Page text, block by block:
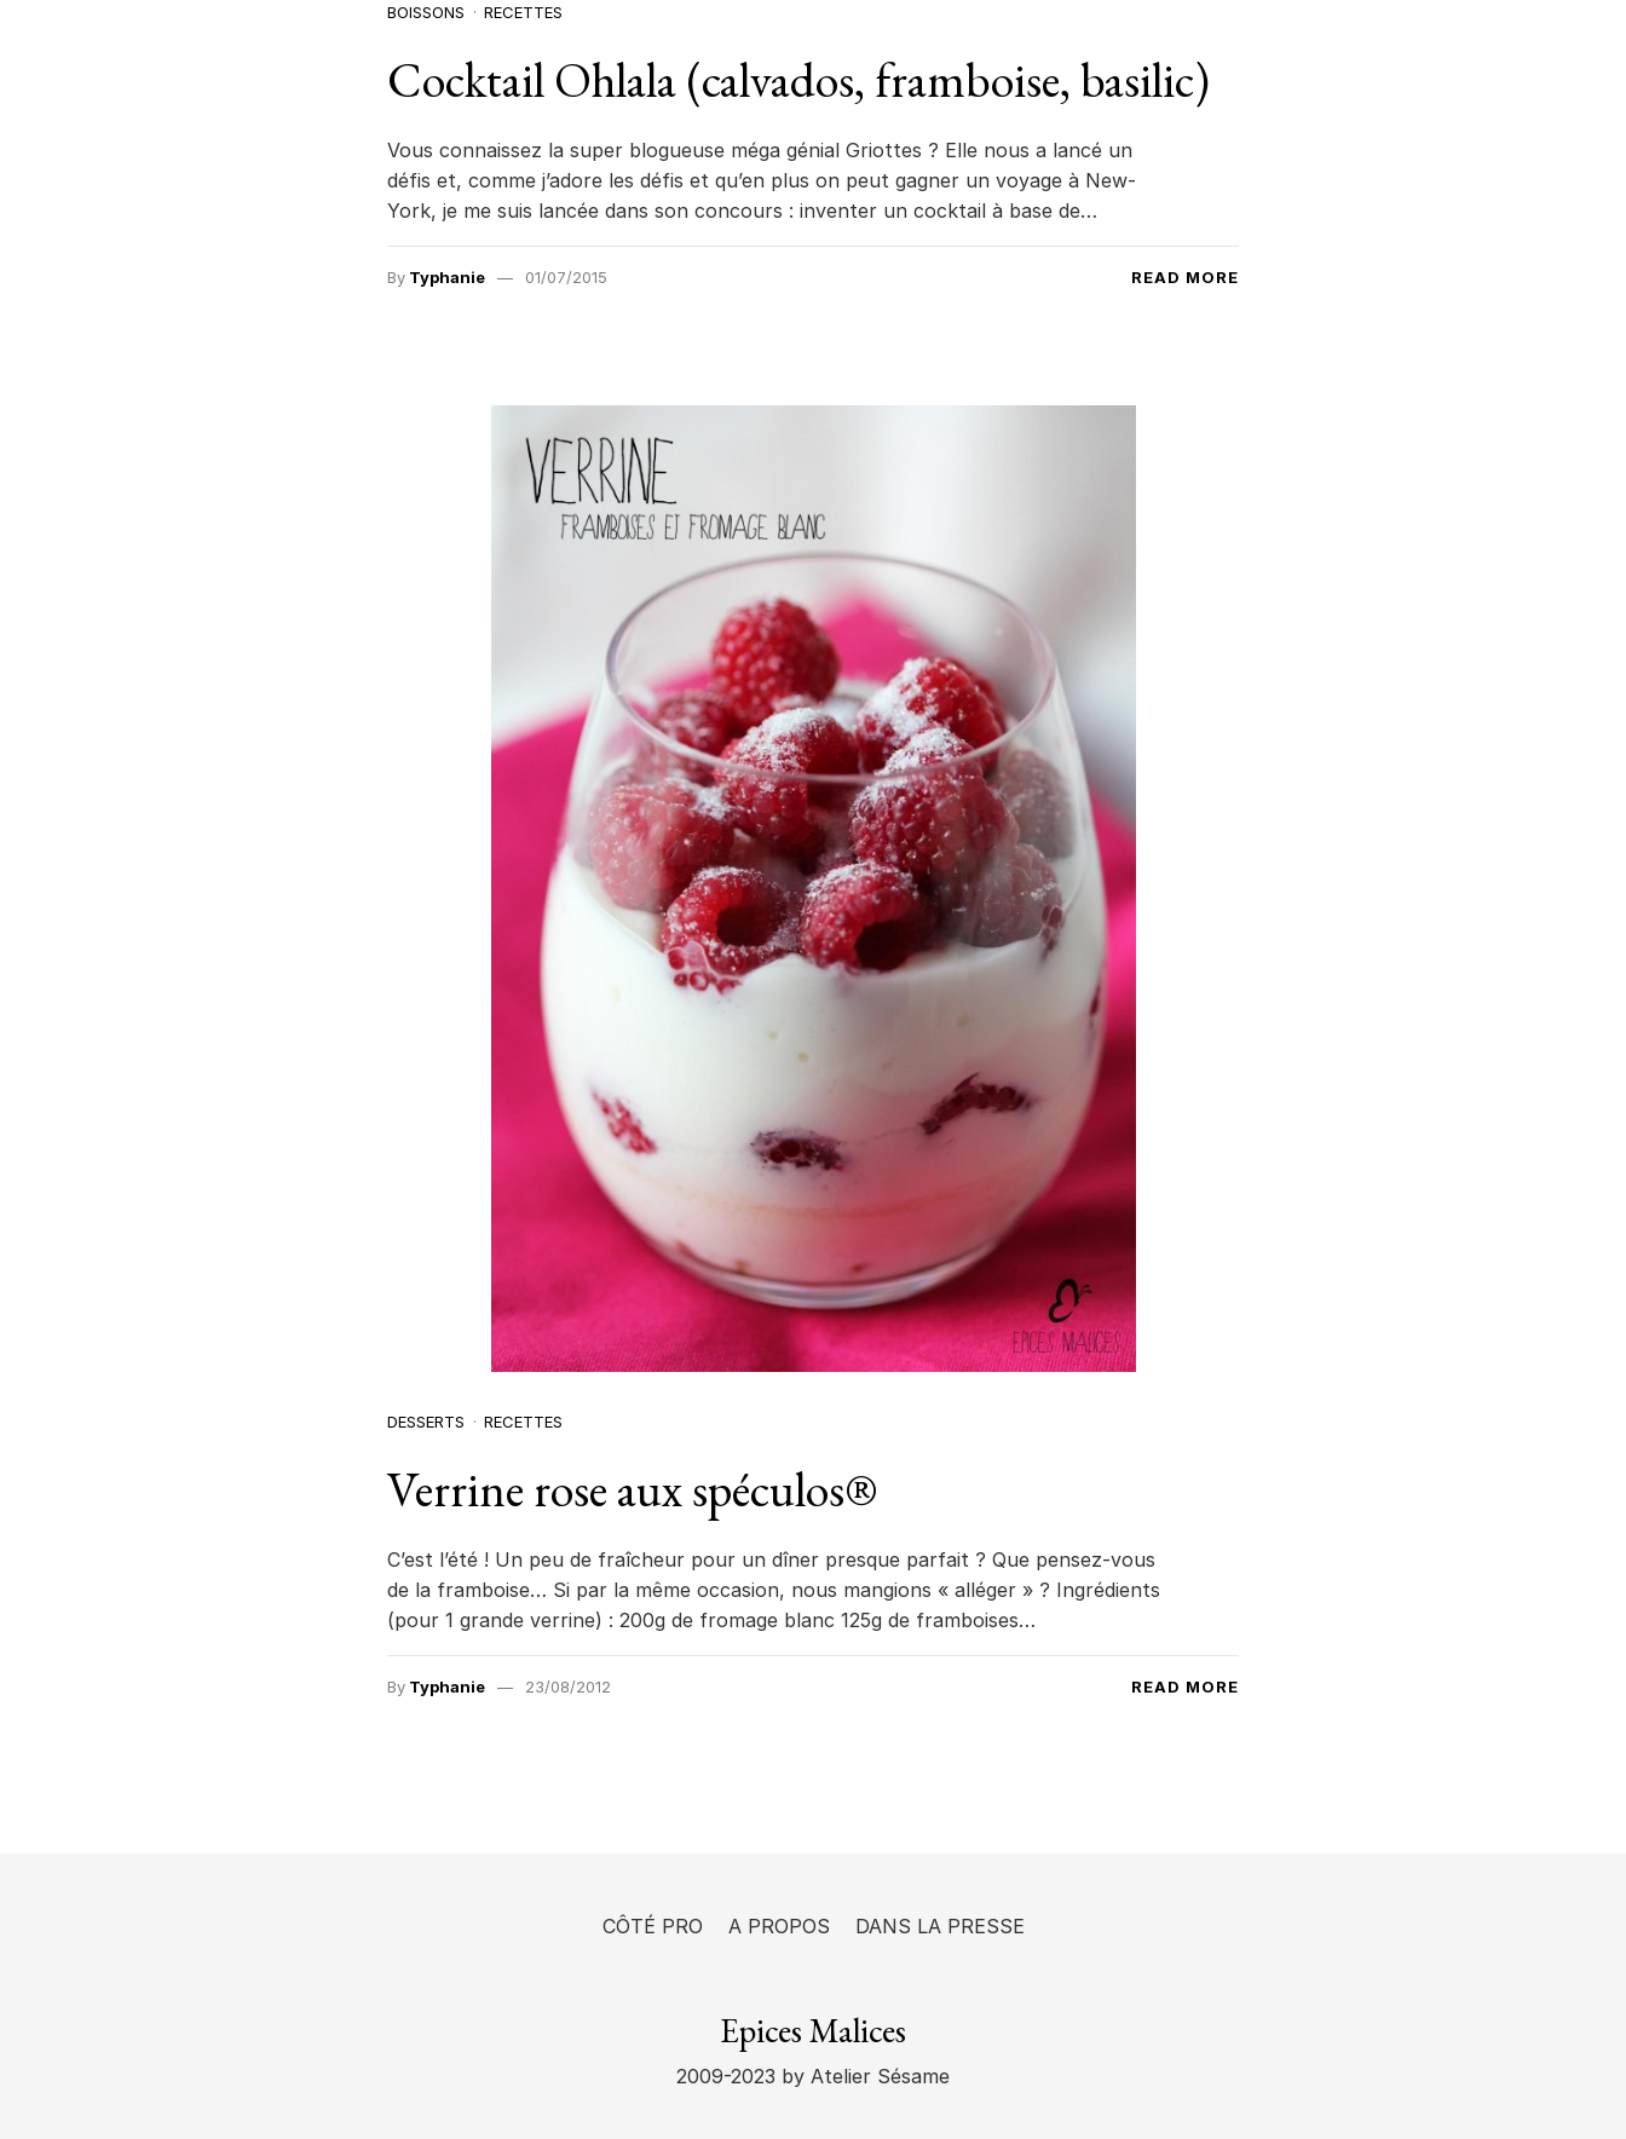
BOISSONS RECETTES
Cocktail Ohlala (calvados, framboise, basilic)
Vous connaissez la super blogueuse méga génial Griottes ? Elle nous a lancé un
défis et, comme j’adore les défis et qu’en plus on peut gagner un voyage à New-
York, je me suis lancée dans son concours : inventer un cocktail à base de…
By Typhanie 01/07/2015 READ MORE
DESSERTS RECETTES
Verrine rose aux spéculos®
C’est l’été ! Un peu de fraîcheur pour un dîner presque parfait ? Que pensez-vous
de la framboise… Si par la même occasion, nous mangions « alléger » ? Ingrédients
(pour 1 grande verrine) : 200g de fromage blanc 125g de framboises…
By Typhanie 23/08/2012 READ MORE
CÔTÉ PRO A PROPOS DANS LA PRESSE
Epices Malices
2009-2023 by Atelier Sésame